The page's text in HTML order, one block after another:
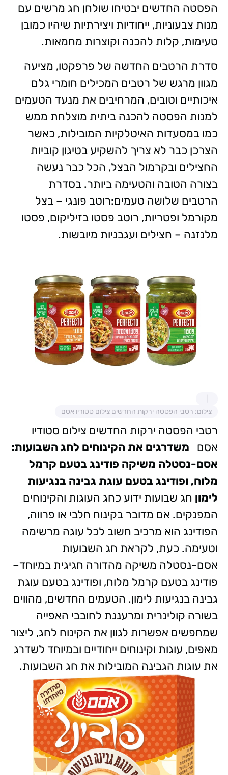
הפסטה החדשים יבטיחו שולחן חג מרשים עם
מנות צבעוניות, ייחודיות ויצירתיות שיהיו כמובן
טעימות, קלות להכנה וקוצרות מחמאות.
סדרת הרטבים החדשה של פרפקטו, מציעה
מגוון מרגש של רטבים המכילים חומרי גלם
איכותיים וטובים, המרחיבים את מנעד הטעמים
למנות הפסטה להכנה ביתית מוצלחת ממש
כמו במסעדות האיטלקיות המובילות, כאשר
הצרכן כבר לא צריך להשקיע בטיגון קוביות
החצילים ובקרמול הבצל, הכל כבר נעשה
בצורה הטובה והטעימה ביותר. בסדרת
הרטבים שלושה טעמים:רוטב פונגי – בצל
מקורמל ופטריות, רוטב פסטו בזיליקום, פסטו
מלנזנה – חצילים ועגבניות מיובשות.
צילום: רטבי הפסטה ירקות החדשים צילום סטודיו אסם
רטבי הפסטה ירקות החדשים צילום סטודיו
אסם משדרגים את הקינוחים לחג השבועות:
אסם-נסטלה משיקה פודינג בטעם קרמל
מלוח, ופודינג בטעם עוגת גבינה בנגיעות
לימון חג שבועות ידוע כחג העוגות והקינוחים
המפנקים. אם מדובר בקינוח חלבי או פרווה,
הפודינג הוא מרכיב חשוב לכל עוגה מרשימה
וטעימה. כעת, לקראת חג השבועות
אסם-נסטלה משיקה מהדורה חגיגית במיוחד–
פודינג בטעם קרמל מלוח, ופודינג בטעם עוגת
גבינה בנגיעות לימון. הטעמים החדשים, מהווים
בשורה קולינרית ומרעננת לחובבי האפייה
שמחפשים אפשרות לגוון את הקינוח לחג, ליצור
מאפים, עוגות וקינוחים ייחודיים ובמיוחד לשדרג
את עוגות הגבינה המובילות את חג השבועות.